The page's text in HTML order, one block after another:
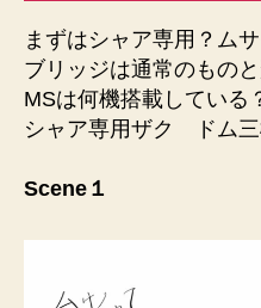
まずはシャア専用？ム
ブリッジは通常のもの
MSは何機搭載している
シャア専用ザク ドム三
Scene１